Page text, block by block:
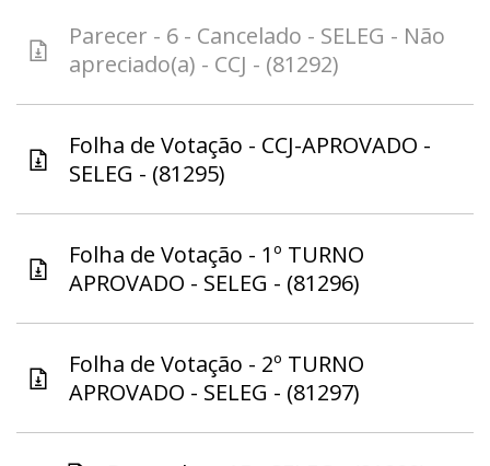
Parecer - 6 - Cancelado - SELEG - Não
apreciado(a) - CCJ - (81292)
Folha de Votação - CCJ-APROVADO -
SELEG - (81295)
Folha de Votação - 1º TURNO
APROVADO - SELEG - (81296)
Folha de Votação - 2º TURNO
APROVADO - SELEG - (81297)